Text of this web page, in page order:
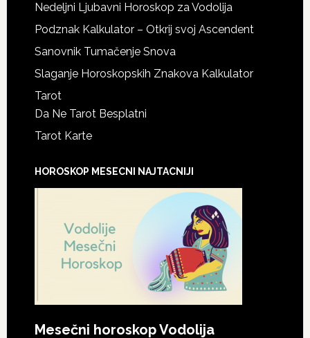
Nedeljni Ljubavni Horoskop za Vodolija
Podznak Kalkulator – Otkrij svoj Ascendent
Sanovnik Tumačenje Snova
Slaganje Horoskopskih Znakova Kalkulator
Tarot
Da Ne Tarot Besplatni
Tarot Karte
HOROSKOP MESECNI NAJTACNIJI
Mesečni horoskop Vodolija